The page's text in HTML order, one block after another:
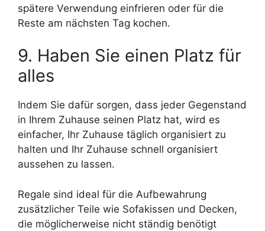
spätere Verwendung einfrieren oder für die
Reste am nächsten Tag kochen.
9. Haben Sie einen Platz für
alles
Indem Sie dafür sorgen, dass jeder Gegenstand
in Ihrem Zuhause seinen Platz hat, wird es
einfacher, Ihr Zuhause täglich organisiert zu
halten und Ihr Zuhause schnell organisiert
aussehen zu lassen.
Regale sind ideal für die Aufbewahrung
zusätzlicher Teile wie Sofakissen und Decken,
die möglicherweise nicht ständig benötigt